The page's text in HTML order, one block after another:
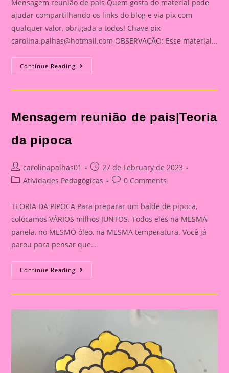
Mensagem reunião de pais Quem gosta do material pode
ajudar compartilhando os links do blog e via pix com
qualquer valor, obrigada a todos! Chave pix
carolina.palhas@hotmail.com OBSERVAÇÃO: Esse material…
Continue Reading Mensagem
Reunião
Pais
Mensagem reunião de pais|Teoria
da pipoca
Post
author:
carolinapalhas01
Post
published:
27 de February de 2023
PostAtividades Pedagógicas
Post0 Comments
TEORIA DA PIPOCA Para preparar um balde de pipoca,
colocamos VÁRIOS milhos JUNTOS. Todos eles na MESMA
panela, no MESMO óleo, na MESMA temperatura. Você já
parou para pensar que…
Continue Reading Mensagem
Reunião
Pais|Teoria